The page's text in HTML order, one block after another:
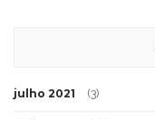
julho 2021 (3)